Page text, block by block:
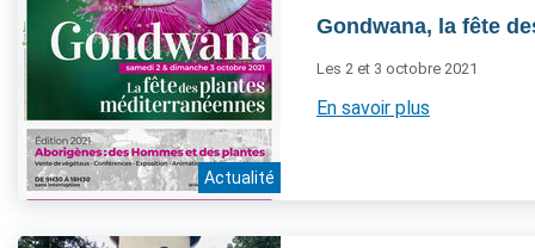
Actualité
Gondwana, la fête
Les 2 et 3 octobre 2021
En savoir plus